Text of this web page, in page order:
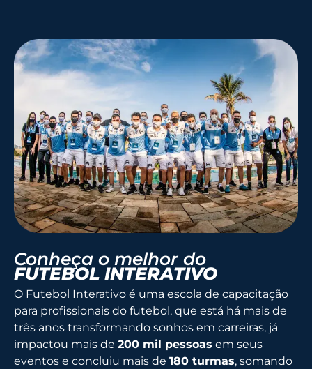
Conheça o melhor do
FUTEBOL INTERATIVO
O Futebol Interativo é uma escola de capacitação
para profissionais do futebol, que está há mais de
três anos transformando sonhos em carreiras, já
impactou mais de 200 mil pessoas em seus
eventos e concluiu mais de 180 turmas, somando